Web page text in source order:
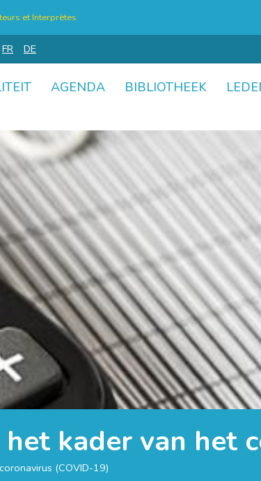
et Interprètes
FR DE
AGENDA BIBLIOTHEEK
kader van het
(COVID-19)